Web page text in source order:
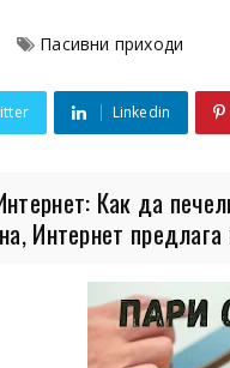
Пасивни приходи
Linkedin
Как да
Интернет